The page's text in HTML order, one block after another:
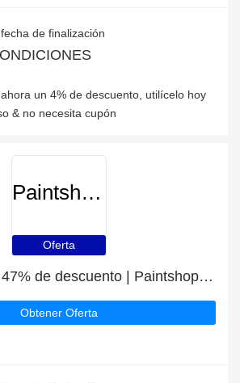
de finalización
un 4% de descuento, utilícelo hoy
& no necesita cupón
Paintshoppro
Oferta
Obtenga hasta 47% de descuento | Paintshoppro top discount
Obtener Oferta